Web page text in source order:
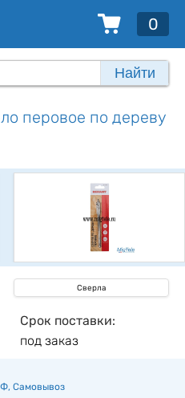
0
Найти
перовое по дереву
Сверла
Срок поставки:
под заказ
Самовывоз